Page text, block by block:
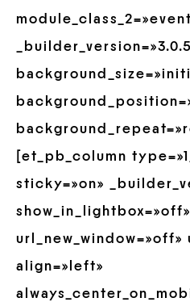
[et_pb_column
sticky=»on»
show_in_lightbox=»off»
url_new_window=»off»
align=»left»